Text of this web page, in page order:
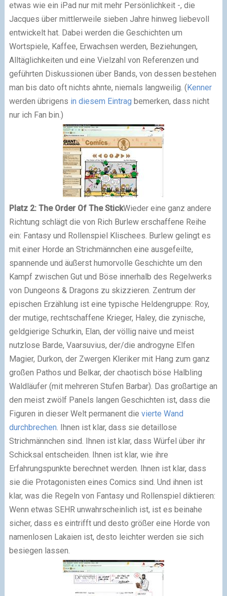
etwas wie ein iPad nur mit mehr Persönlichkeit -, die
Jacques über mittlerweile sieben Jahre hinweg liebevoll
entwickelt hat. Dabei werden die Geschichten um
Wortspiele, Kaffee, Erwachsen werden, Beziehungen,
Alltäglichkeiten und eine Vielzahl von Referenzen und
geführten Diskussionen über Bands, von dessen bestehen
man bis dato oft nichts ahnte, niemals langweilig. (Kenner
werden übrigens in diesem Eintrag bemerken, dass nicht
nur ich Fan bin.)
Platz 2: The Order Of The StickWieder eine ganz andere
Richtung schlägt die von Rich Burlew erschaffene Reihe
ein: Fantasy und Rollenspiel Klischees. Burlew gelingt es
mit einer Horde an Strichmännchen eine ausgefeilte,
spannende und äußerst humorvolle Geschichte um den
Kampf zwischen Gut und Böse innerhalb des Regelwerks
von Dungeons & Dragons zu skizzieren. Zentrum der
epischen Erzählung ist eine typische Heldengruppe: Roy,
der mutige, rechtschaffene Krieger, Haley, die zynische,
geldgierige Schurkin, Elan, der völlig naive und meist
nutzlose Barde, Vaarsuvius, der/die androgyne Elfen
Magier, Durkon, der Zwergen Kleriker mit Hang zum ganz
großen Pathos und Belkar, der chaotisch böse Halbling
Waldläufer (mit mehreren Stufen Barbar). Das großartige an
den meist zwölf Panels langen Geschichten ist, dass die
Figuren in dieser Welt permanent die vierte Wand
durchbrechen. Ihnen ist klar, dass sie detaillose
Strichmännchen sind. Ihnen ist klar, dass Würfel über ihr
Schicksal entscheiden. Ihnen ist klar, wie ihre
Erfahrungspunkte berechnet werden. Ihnen ist klar, dass
sie die Protagonisten eines Comics sind. Und ihnen ist
klar, was die Regeln von Fantasy und Rollenspiel diktieren:
Wenn etwas SEHR unwahrscheinlich ist, ist es beinahe
sicher, dass es eintrifft und desto größer eine Horde von
namenlosen Lakaien ist, desto leichter werden sie sich
besiegen lassen.